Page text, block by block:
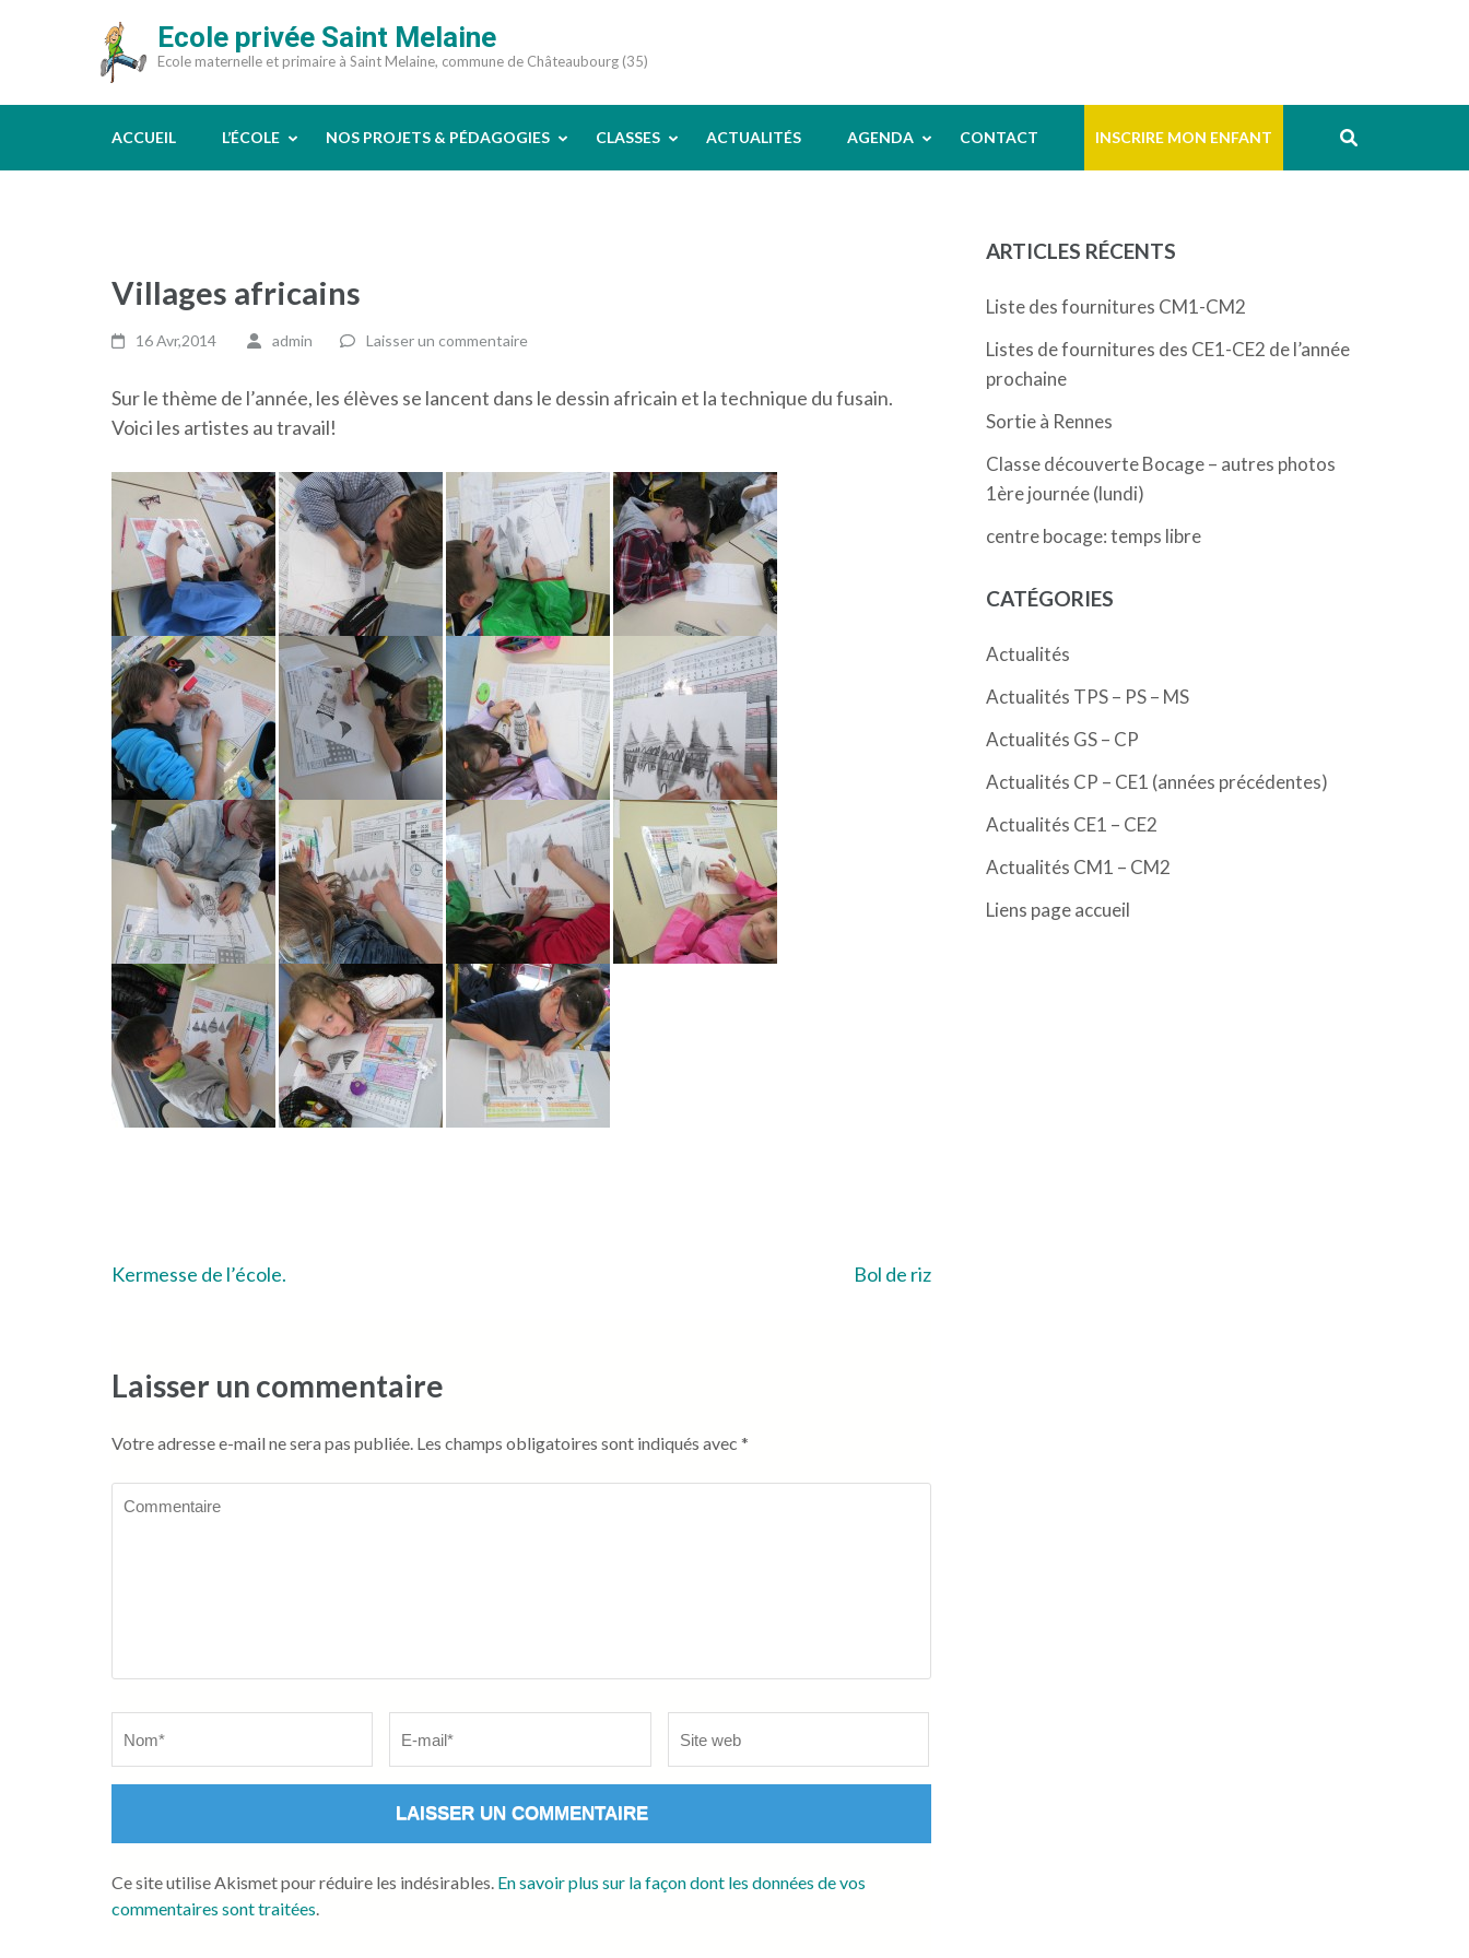
(Pressez
Ecole privée Saint Melaine
Ecole maternelle et primaire à Saint Melaine, commune de Châteaubourg (35)
ACCUEIL L’ÉCOLE NOS PROJETS & PÉDAGOGIES CLASSES ACTUALITÉS AGENDA CONTACT INSCRIRE MON ENFANT
Villages africains
16 Avr,2014 admin Laisser un commentaire
Sur le thème de l’année, les élèves se lancent dans le dessin africain et la technique du fusain.
Voici les artistes au travail!
Navigation
l’article
Kermesse de l’école. Bol de riz
Laisser un commentaire
Votre adresse e-mail ne sera pas publiée. Les champs obligatoires sont indiqués avec *
web
Ce site utilise Akismet pour réduire les indésirables. En savoir plus sur la façon dont les données de vos
commentaires sont traitées.
ARTICLES RÉCENTS
Liste des fournitures CM1-CM2
Listes de fournitures des CE1-CE2 de l’année
prochaine
Sortie à Rennes
Classe découverte Bocage – autres photos
1ère journée (lundi)
centre bocage: temps libre
CATÉGORIES
Actualités
Actualités TPS – PS – MS
Actualités GS – CP
Actualités CP – CE1 (années précédentes)
Actualités CE1 – CE2
Actualités CM1 – CM2
Liens page accueil